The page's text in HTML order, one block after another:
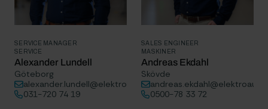
SERVICE MANAGER
SERVICE
Alexander Lundell
Göteborg
alexander.lundell@elektroautomatik.se
031-720 74 19
SALES ENGINEER
MASKINER
Andreas Ekdahl
Skövde
0500-78 33 72